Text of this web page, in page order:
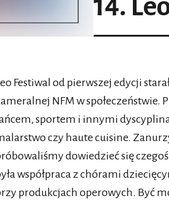
14.
Festiwal od pierwszej edycji
NFM w
sportem i innymi
czy haute cuisine.
dowiedzieć się
współpraca z chórami
produkcjach operowych. Być